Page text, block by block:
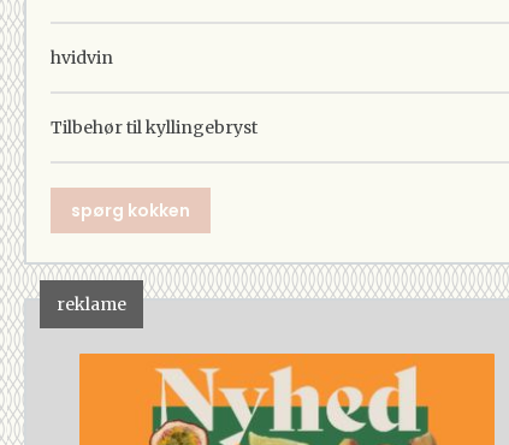
hvidvin
Tilbehør til kyllingebryst
spørg kokken
reklame